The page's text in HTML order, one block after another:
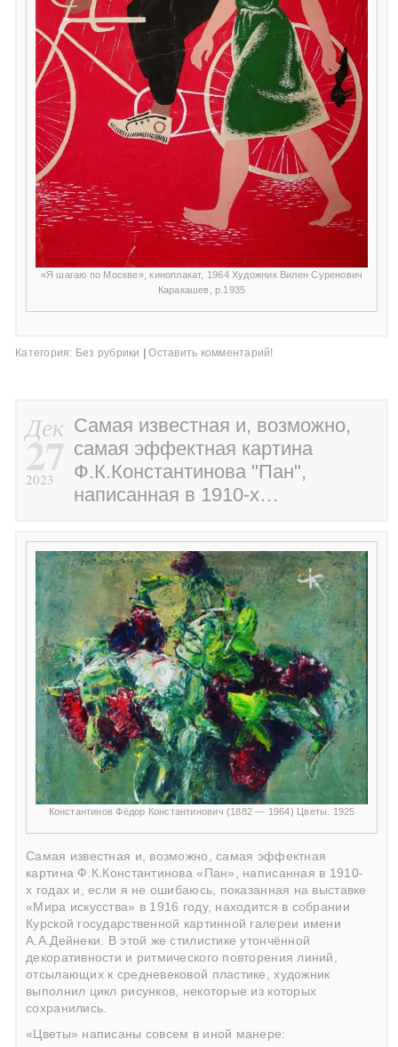
«Я шагаю по Москве», киноплакат, 1964 Художник Вилен Суренович
Каракашев, р.1935
Категория: Без рубрики Оставить комментарий!
Дек
27
2023
Самая известная и, возможно,
самая эффектная картина
Ф.К.Константинова "Пан",
написанная в 1910-х…
Константинов Фёдор Константинович (1882 — 1964) Цветы. 1925
Самая известная и, возможно, самая эффектная
картина Ф.К.Константинова «Пан», написанная в 1910-
х годах и, если я не ошибаюсь, показанная на выставке
«Мира искусства» в 1916 году, находится в собрании
Курской государственной картинной галереи имени
А.А.Дейнеки. В этой же стилистике утончённой
декоративности и ритмического повторения линий,
отсылающих к средневековой пластике, художник
выполнил цикл рисунков, некоторые из которых
сохранились.
«Цветы» написаны совсем в иной манере: